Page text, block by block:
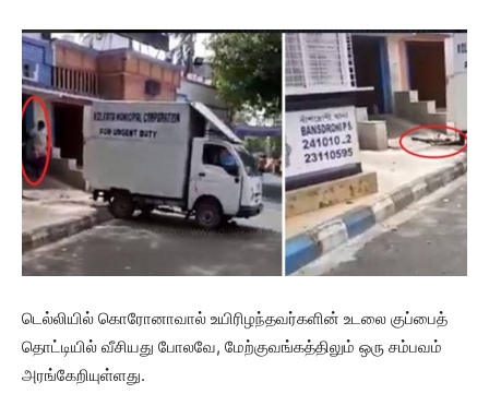
டெல்லியில் கொரோனாவால் உயிரிழந்தவர்களின் உடலை குப்பைத்
தொட்டியில் வீசியது போலவே, மேற்குவங்கத்திலும் ஒரு சம்பவம்
அரங்கேறியுள்ளது.